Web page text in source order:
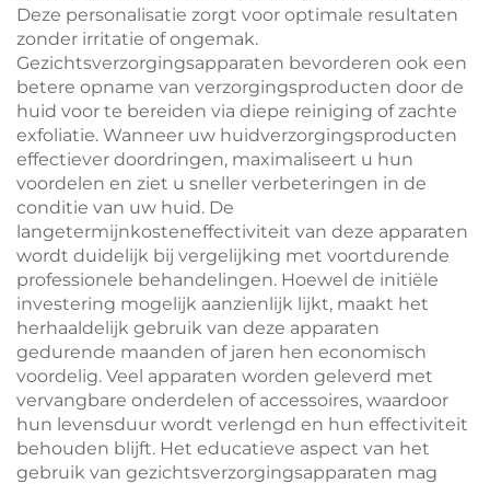
Deze personalisatie zorgt voor optimale resultaten
zonder irritatie of ongemak.
Gezichtsverzorgingsapparaten bevorderen ook een
betere opname van verzorgingsproducten door de
huid voor te bereiden via diepe reiniging of zachte
exfoliatie. Wanneer uw huidverzorgingsproducten
effectiever doordringen, maximaliseert u hun
voordelen en ziet u sneller verbeteringen in de
conditie van uw huid. De
langetermijnkosteneffectiviteit van deze apparaten
wordt duidelijk bij vergelijking met voortdurende
professionele behandelingen. Hoewel de initiële
investering mogelijk aanzienlijk lijkt, maakt het
herhaaldelijk gebruik van deze apparaten
gedurende maanden of jaren hen economisch
voordelig. Veel apparaten worden geleverd met
vervangbare onderdelen of accessoires, waardoor
hun levensduur wordt verlengd en hun effectiviteit
behouden blijft. Het educatieve aspect van het
gebruik van gezichtsverzorgingsapparaten mag